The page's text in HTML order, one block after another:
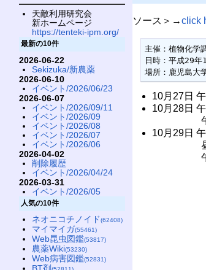
ソース＞→click
主催：植物化学
日時：平成29年
場所：鹿児島大
10月27日
10月28日
午 後：
10月29日
昼食時
午 後：
天敵利用研究会
新ホームページ
https://tenteki-ipm.org/
最新の10件
2026-06-22
Sekizuka/新農薬
2026-06-10
イベント/2026/06/23
2026-06-07
イベント/2026/09/11
イベント/2026/09
イベント/2026/08
イベント/2026/07
イベント/2026/06
2026-04-02
削除履歴
イベント/2026/04/24
2026-03-31
イベント/2026/05
人気の10件
ネオニコチノイド(62408)
マイマイガ(55461)
Web昆虫図鑑(53817)
農薬Wiki(53230)
Web病害図鑑(52831)